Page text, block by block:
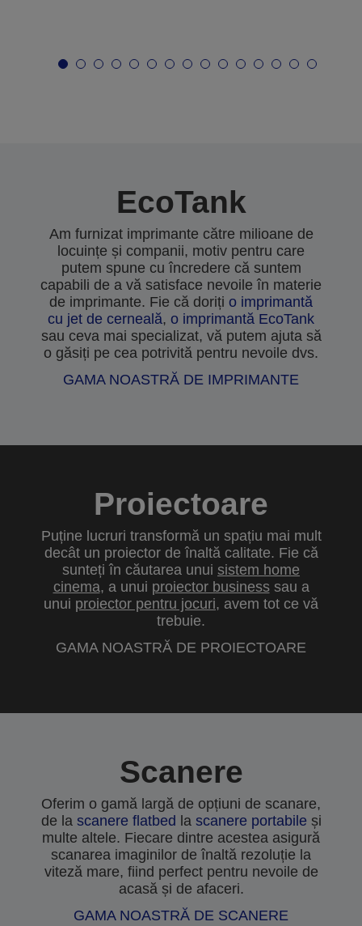
EcoTank
Am furnizat imprimante către milioane de
locuințe și companii, motiv pentru care
putem spune cu încredere că suntem
capabili de a vă satisface nevoile în materie
de imprimante. Fie că doriți o imprimantă
cu jet de cerneală, o imprimantă EcoTank
sau ceva mai specializat, vă putem ajuta să
o găsiți pe cea potrivită pentru nevoile dvs.
GAMA NOASTRĂ DE IMPRIMANTE
Proiectoare
Puține lucruri transformă un spațiu mai mult
decât un proiector de înaltă calitate. Fie că
sunteți în căutarea unui sistem home
cinema, a unui proiector businesssau a
unui proiector pentru jocuri, avem tot ce vă
trebuie.
GAMA NOASTRĂ DE PROIECTOARE
Scanere
Oferim o gamă largă de opțiuni de scanare,
de la scanere flatbed la scanere portabile și
multe altele. Fiecare dintre acestea asigură
scanarea imaginilor de înaltă rezoluție la
viteză mare, fiind perfect pentru nevoile de
acasă și de afaceri.
GAMA NOASTRĂ DE SCANERE